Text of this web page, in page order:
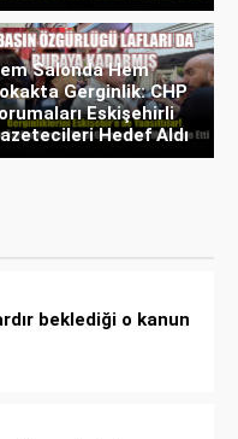
Salonda Hem
Gerginlik: CHP
Eskişehirli
Hedef Aldı
beklediği o kanun